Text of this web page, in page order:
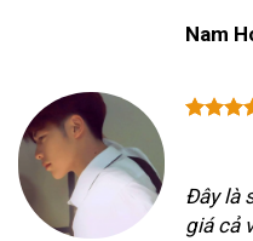
Nam
Đây là
giá cả